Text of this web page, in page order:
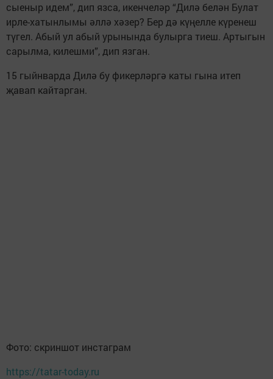
сыеныр идем”, дип язса, икенчеләр “Дилә белән Булат
ирле-хатынлымы әллә хәзер? Бер дә күңелле күренеш
түгел. Абый ул абый урынында булырга тиеш. Артыгын
сарылма, килешми”, дип язган.
15 гыйнварда Дилә бу фикерләргә каты гына итеп
җавап кайтарган.
Фото: скриншот инстаграм
https://tatar-today.ru